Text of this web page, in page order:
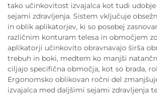
tako učinkovitost izvajalca kot tudi
sejami zdravljenja. Sistem vključuje
in oblik aplikatorjev, ki so posebej
različnim konturam telesa in območjem
aplikatorji učinkovito obravnavajo širša
trebuh in boki, medtem ko manjši
ciljajo specifična območja, kot so brada,
Ergonomsko oblikovan ročni del
izvajalca med daljšimi sejami zdravljenja